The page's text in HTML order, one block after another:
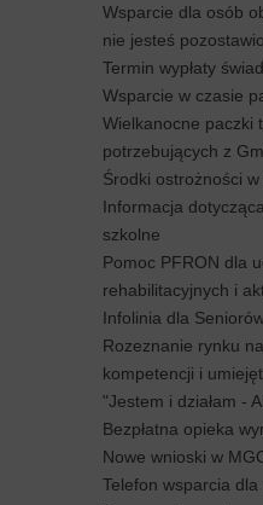
Wsparcie dla osób
nie jesteś
Termin wypłaty
Wsparcie w czasie
Wielkanocne paczki
potrzebujących z
Środki ostrożności
Informacja
szkolne
Pomoc PFRON dla
rehabilitacyjnych i
Infolinia dla
Rozeznanie rynku
kompetencji i
"Jestem i działam -
Bezpłatna opieka
Nowe wnioski w
Telefon wsparcia